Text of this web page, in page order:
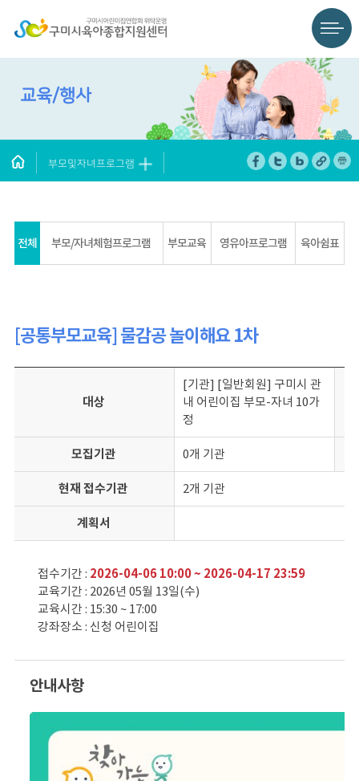
교육/행사
부모및자녀프로그램
전체 부모/자녀체험프로그램 부모교육 영유아프로그램 육아쉼표
[공통부모교육] 물감공 놀이해요 1차
대상
[기관] [일반회원] 구미시 관
내 어린이집 부모-자녀 10가
정
모집기관 0개 기관
현재 접수기관 2개 기관
계획서
접수기간 : 2026-04-06 10:00 ~ 2026-04-17 23:59
교육기간 : 2026년 05월 13일(수)
교육시간 : 15:30 ~ 17:00
강좌장소 : 신청 어린이집
안내사항